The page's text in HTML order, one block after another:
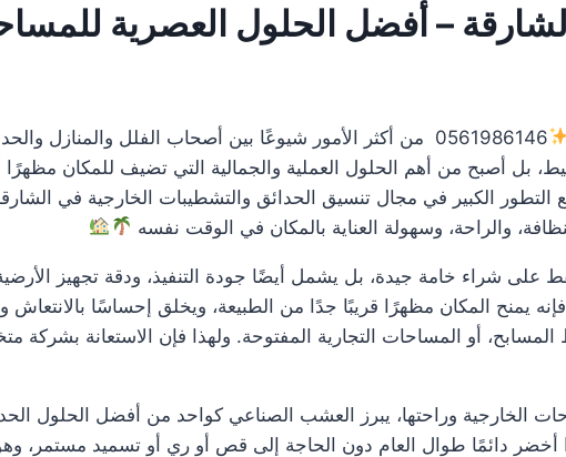
– أفضل الحلول العصرية
0561986146 من أكثر الأمور شيوعًا بين أصحاب الفلل والمنازل
بل أصبح من أهم الحلول العملية والجمالية التي تضيف للمكان مظهرًا
التطور الكبير في مجال تنسيق الحدائق والتشطيبات الخارجية في
والراحة، وسهولة العناية بالمكان في الوقت نفسه
على شراء خامة جيدة، بل يشمل أيضًا جودة التنفيذ، ودقة تجهيز
يمنح المكان مظهرًا قريبًا جدًا من الطبيعة، ويخلق إحساسًا بالانتعاش
أو المساحات التجارية المفتوحة. ولهذا فإن الاستعانة
الخارجية وراحتها، يبرز العشب الصناعي كواحد من أفضل الحلول
أخضر دائمًا طوال العام دون الحاجة إلى قص أو ري أو تسميد مستمر،